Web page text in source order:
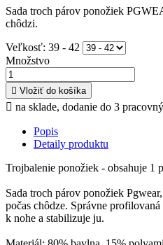
Sada troch párov ponožiek
chôdzi.
Veľkosť: 39 - 42
Množstvo
 Vložiť do košíka
 na sklade, dodanie do 3
Popis
Detaily produktu
Trojbalenie ponožiek - obsahuje 1
Sada troch párov ponožiek
počas chôdze. Správne
k nohe a stabilizuje ju.